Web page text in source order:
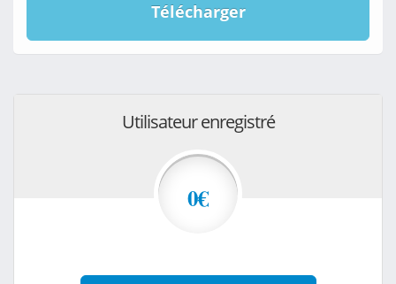
Télécharger
Utilisateur enregistré
0€